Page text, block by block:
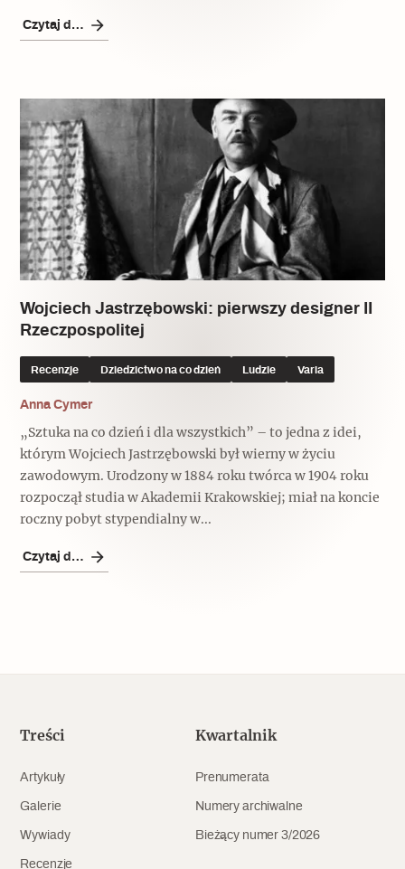
Zabierz mapę na wakacje!
Czytaj dalej
Wojciech Jastrzębowski: pierwszy designer II
Rzeczpospolitej
Recenzje Dziedzictwo na co dzień Ludzie Varia
Anna Cymer
„Sztuka na co dzień i dla wszystkich” – to jedna z idei,
którym Wojciech Jastrzębowski był wierny w życiu
zawodowym. Urodzony w 1884 roku twórca w 1904 roku
rozpoczął studia w Akademii Krakowskiej; miał na koncie
roczny pobyt stypendialny w...
Czytaj dalej
Treści
Artykuły
Galerie
Wywiady
Recenzje
Kwartalnik
Prenumerata
Numery archiwalne
Bieżący numer 3/2026